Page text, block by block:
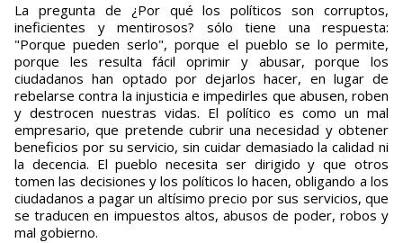
La pregunta de ¿Por qué los políticos son corruptos,
ineficientes y mentirosos? sólo tiene una respuesta:
"Porque pueden serlo", porque el pueblo se lo permite,
porque les resulta fácil oprimir y abusar, porque los
ciudadanos han optado por dejarlos hacer, en lugar de
rebelarse contra la injusticia e impedirles que abusen, roben
y destrocen nuestras vidas. El político es como un mal
empresario, que pretende cubrir una necesidad y obtener
beneficios por su servicio, sin cuidar demasiado la calidad ni
la decencia. El pueblo necesita ser dirigido y que otros
tomen las decisiones y los políticos lo hacen, obligando a los
ciudadanos a pagar un altísimo precio por sus servicios, que
se traducen en impuestos altos, abusos de poder, robos y
mal gobierno.